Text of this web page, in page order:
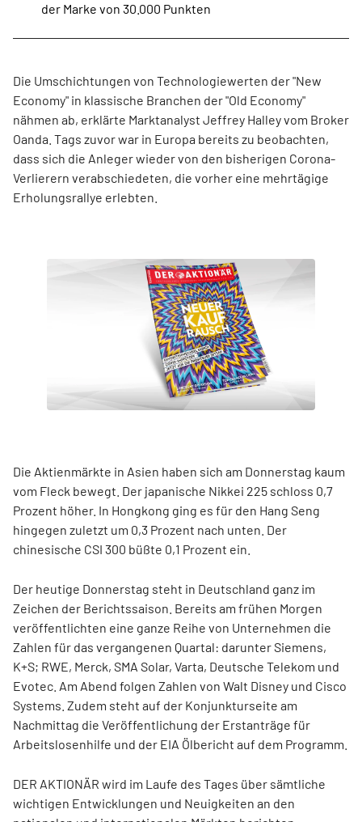
der Marke von 30.000 Punkten
Die Umschichtungen von Technologiewerten der "New
Economy" in klassische Branchen der "Old Economy"
nähmen ab, erklärte Marktanalyst Jeffrey Halley vom Broker
Oanda. Tags zuvor war in Europa bereits zu beobachten,
dass sich die Anleger wieder von den bisherigen Corona-
Verlierern verabschiedeten, die vorher eine mehrtägige
Erholungsrallye erlebten.
Die Aktienmärkte in Asien haben sich am Donnerstag kaum
vom Fleck bewegt. Der japanische Nikkei 225 schloss 0,7
Prozent höher. In Hongkong ging es für den Hang Seng
hingegen zuletzt um 0,3 Prozent nach unten. Der
chinesische CSI 300 büßte 0,1 Prozent ein.
Der heutige Donnerstag steht in Deutschland ganz im
Zeichen der Berichtssaison. Bereits am frühen Morgen
veröffentlichten eine ganze Reihe von Unternehmen die
Zahlen für das vergangenen Quartal: darunter Siemens,
K+S; RWE, Merck, SMA Solar, Varta, Deutsche Telekom und
Evotec. Am Abend folgen Zahlen von Walt Disney und Cisco
Systems. Zudem steht auf der Konjunkturseite am
Nachmittag die Veröffentlichung der Erstanträge für
Arbeitslosenhilfe und der EIA Ölbericht auf dem Programm.
DER AKTIONÄR wird im Laufe des Tages über sämtliche
wichtigen Entwicklungen und Neuigkeiten an den